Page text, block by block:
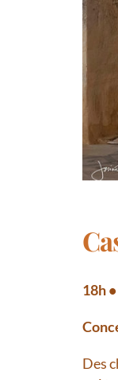
18h
Des